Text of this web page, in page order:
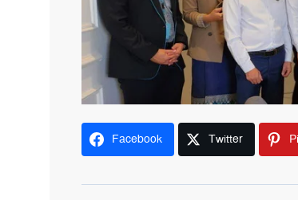
Facebook Twitter